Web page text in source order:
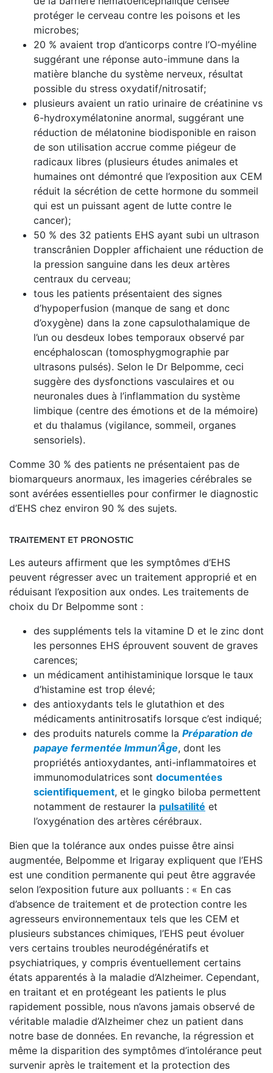
protéger le cerveau contre les poisons et les
microbes;
20 % avaient trop d’anticorps contre l’O-myéline
suggérant une réponse auto-immune dans la
matière blanche du système nerveux, résultat
possible du stress oxydatif/nitrosatif;
plusieurs avaient un ratio urinaire de créatinine vs
6-hydroxymélatonine anormal, suggérant une
réduction de mélatonine biodisponible en raison
de son utilisation accrue comme piégeur de
radicaux libres (plusieurs études animales et
humaines ont démontré que l’exposition aux CEM
réduit la sécrétion de cette hormone du sommeil
qui est un puissant agent de lutte contre le
cancer);
50 % des 32 patients EHS ayant subi un ultrason
transcrânien Doppler affichaient une réduction de
la pression sanguine dans les deux artères
centraux du cerveau;
tous les patients présentaient des signes
d’hypoperfusion (manque de sang et donc
d’oxygène) dans la zone capsulothalamique de
l’un ou desdeux lobes temporaux observé par
encéphaloscan (tomosphygmographie par
ultrasons pulsés). Selon le Dr Belpomme, ceci
suggère des dysfonctions vasculaires et ou
neuronales dues à l’inflammation du système
limbique (centre des émotions et de la mémoire)
et du thalamus (vigilance, sommeil, organes
sensoriels).
Comme 30 % des patients ne présentaient pas de
biomarqueurs anormaux, les imageries cérébrales se
sont avérées essentielles pour confirmer le diagnostic
d’EHS chez environ 90 % des sujets.
TRAITEMENT ET PRONOSTIC
Les auteurs affirment que les symptômes d’EHS
peuvent régresser avec un traitement approprié et en
réduisant l’exposition aux ondes. Les traitements de
choix du Dr Belpomme sont :
des suppléments tels la vitamine D et le zinc dont
les personnes EHS éprouvent souvent de graves
carences;
un médicament antihistaminique lorsque le taux
d’histamine est trop élevé;
des antioxydants tels le glutathion et des
médicaments antinitrosatifs lorsque c’est indiqué;
des produits naturels comme la Préparation de
papaye fermentée Immun’Âge, dont les
propriétés antioxydantes, anti-inflammatoires et
immunomodulatrices sont documentées
scientifiquement, et le gingko biloba permettent
notamment de restaurer la pulsatilité et
l’oxygénation des artères cérébraux.
Bien que la tolérance aux ondes puisse être ainsi
augmentée, Belpomme et Irigaray expliquent que l’EHS
est une condition permanente qui peut être aggravée
selon l’exposition future aux polluants : « En cas
d’absence de traitement et de protection contre les
agresseurs environnementaux tels que les CEM et
plusieurs substances chimiques, l’EHS peut évoluer
vers certains troubles neurodégénératifs et
psychiatriques, y compris éventuellement certains
états apparentés à la maladie d’Alzheimer. Cependant,
en traitant et en protégeant les patients le plus
rapidement possible, nous n’avons jamais observé de
véritable maladie d’Alzheimer chez un patient dans
notre base de données. En revanche, la régression et
même la disparition des symptômes d’intolérance peut
survenir après le traitement et la protection des